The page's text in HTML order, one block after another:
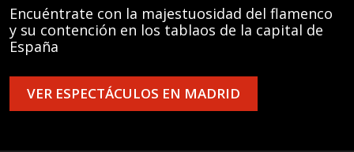
Encuéntrate con la majestuosidad del flamenco
y su contención en los tablaos de la capital de
España
VER ESPECTÁCULOS EN MADRID